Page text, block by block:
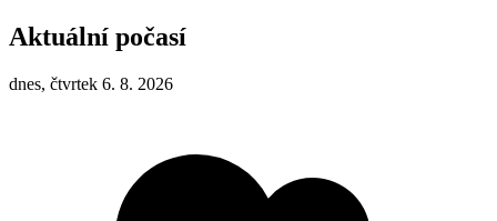
Aktuální počasí
dnes, čtvrtek 6. 8. 2026